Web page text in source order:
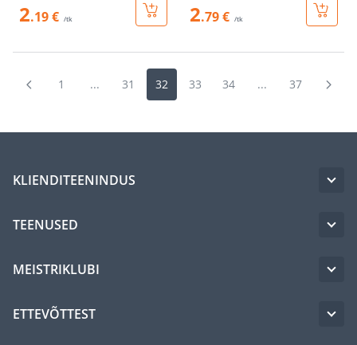
2.19 € /tk 2.79 € /tk
1 ... 31 32 33 34 ... 37
KLIENDITEENINDUS
TEENUSED
MEISTRIKLUBI
ETTEVÕTTEST